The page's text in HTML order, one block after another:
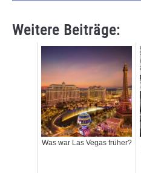
Weitere Beiträge:
Was war Las Vegas früher?